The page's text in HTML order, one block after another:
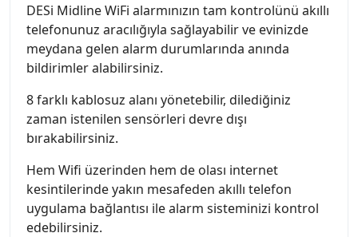
DESi Midline WiFi alarmınızın tam kontrolünü akıllı
telefonunuz aracılığıyla sağlayabilir ve evinizde
meydana gelen alarm durumlarında anında
bildirimler alabilirsiniz.
8 farklı kablosuz alanı yönetebilir, dilediğiniz
zaman istenilen sensörleri devre dışı
bırakabilirsiniz.
Hem Wifi üzerinden hem de olası internet
kesintilerinde yakın mesafeden akıllı telefon
uygulama bağlantısı ile alarm sisteminizi kontrol
edebilirsiniz.